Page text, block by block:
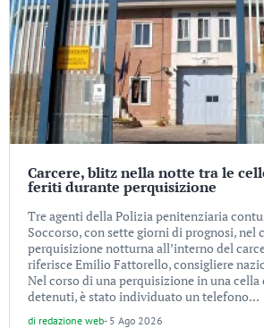
Carcere, blitz nella notte tra le
feriti durante perquisizione
Tre agenti della Polizia penitenziaria
Soccorso, con sette giorni di prognosi, nel
perquisizione notturna all’interno del
riferisce Emilio Fattorello, consigliere
Nel corso di una perquisizione in una cella
detenuti, è stato individuato un telefono...
di redazione web- 5 Ago 2026